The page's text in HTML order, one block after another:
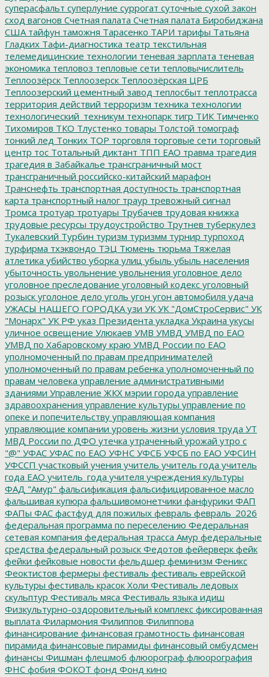
суперасфальт суперлуние суррогат суточные сухой закон
сход вагонов Счетная палата Счетная палата Биробиджана
США тайфун таможня Тарасенко ТАРИ тарифы Татьяна
Гладких Тафи-диагностика театр текстильная
телемедицинские технологии теневая зарплата теневая
экономика тепловоз тепловые сети тепловычислитель
Теплоозёрск Теплоозерск Теплоозёрская ЦРБ
Теплоозерский цементный завод теплосбыт теплотрасса
территория действий терроризм техника технологии
технологический_техникум технопарк тигр ТИК Тимченко
Тихомиров ТКО Тлустенко товары Толстой томограф
тонкий лед Тонких ТОР торговля торговые сети торговый
центр тос Тотальный диктант ТПП ЕАО травма трагедия
трагедия в Забайкалье трансграничный мост
трансграничный российско-китайский марафон
Транснефть транспортная доступность транспортная
карта транспортный налог траур тревожный сигнал
Тромса тротуар тротуары Трубачев трудовая книжка
трудовые ресурсы трудоустройство Трутнев туберкулез
Тукалевский Турбин туризм туризмм турнир турпоход
турфирма тхэквондо ТЭЦ Тюмень тюрьма Тяжелая
атлетика убийство уборка улиц убыль убыль населения
убыточность увольнение увольнения уголовное дело
уголовное преследование уголовный кодекс уголовный
розыск уголоное дело уголь угон угон автомобиля удача
УЖАСЫ НАШЕГО ГОРОДКА узи УК УК "ДомСтроСервис" УК
"Монарх" УК РФ указ Президента укладка Украина укусы
уличное освещение Улюкаев УМВ УМВД УМВД по ЕАО
УМВД по Хабаровскому краю УМВД России по ЕАО
уполномоченный по правам предпринимателей
уполномоченный по правам ребенка уполномоченный по
правам человека управление административными
зданиями Управление ЖКХ мэрии города управление
здравоохранения управление культуры управление по
опеке и попечительству управляющая компания
управляющие компании уровень жизни условия труда УТ
МВД России по ДФО утечка утраченный урожай утро с
"@" УФАС УФАС по ЕАО УФНС УФСБ УФСБ по ЕАО УФСИН
УФССП участковый учения учитель учитель года учитель
года ЕАО учитель_года учителя учреждения культуры
ФАД "Амур" фальсификация фальсифицированное масло
фальшивая купюра фальшивомонетчики фанфурики ФАП
ФАПы ФАС фастфуд для пожилых февраль февраль_2026
федеральная программа по переселению Федеральная
сетевая компания федеральная трасса Амур федеральные
средства федеральный розыск Федотов фейерверк фейк
фейки фейковые новости фельдшер феминизм Феникс
Феоктистов фермеры фестиваль фестиваль еврейской
культуры фестиваль красок Холи Фестиваль ледовых
скульптур Фестиваль мяса Фестиваль языка идиш
Физкультурно-оздоровительный комплекс фиксированная
выплата Филармония Филиппов Филиппова
финансирование финансовая грамотность финансовая
пирамида финансовые пирамиды финансовый омбудсмен
финансы Фишман флешмоб флюорограф флюорография
ФНС фобия ФОКОТ фонд Фонд кино